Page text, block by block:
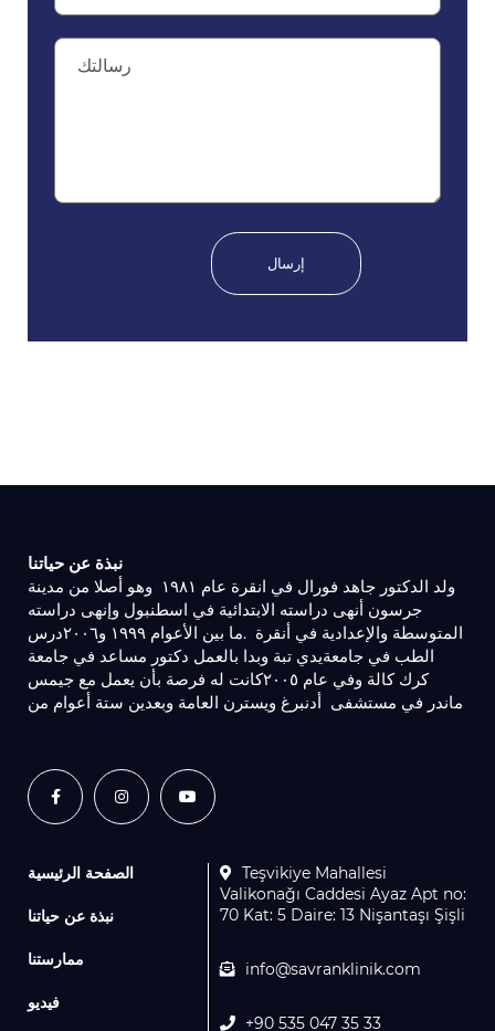
نبذة عن حياتنا
ولد الدكتور جاهد فورال في انقرة عام ١٩٨١ ‏وهو أصلا من مدينة
جرسون أنهى دراسته الابتدائية في اسطنبول وإنهى دراسته
المتوسطة والإعدادية في أنقرة ‏.ما بين الأعوام ١٩٩٩ و٢٠٠٦درس
الطب في جامعةيدي تبة وبدا بالعمل دكتور مساعد في جامعة
كرك كالة ‏وفي عام ٢٠٠٥كانت له فرصة بأن يعمل مع ‏جيمس
ماندر في مستشفى ‏أدنبرغ ويسترن العامة ‏وبعدين ستة أعوام من
الصفحة الرئيسية
نبذة عن حياتنا
ممارستنا
فيديو
Teşvikiye Mahallesi
Valikonağı Caddesi Ayaz Apt no:
70 Kat: 5 Daire: 13 Nişantaşı Şişli
info@savranklinik.com
+90 535 047 35 33